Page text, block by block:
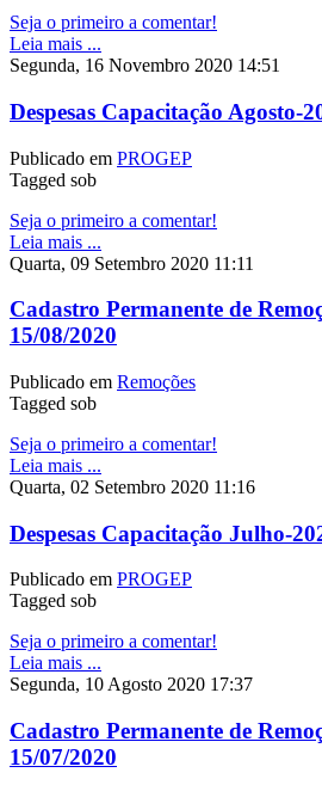
Seja o primeiro a comentar!
Leia mais ...
Segunda, 16 Novembro 2020 14:51
Despesas Capacitação Agosto-
Publicado em PROGEP
Tagged sob
Seja o primeiro a comentar!
Leia mais ...
Quarta, 09 Setembro 2020 11:11
Cadastro Permanente de
15/08/2020
Publicado em Remoções
Tagged sob
Seja o primeiro a comentar!
Leia mais ...
Quarta, 02 Setembro 2020 11:16
Despesas Capacitação Julho-
Publicado em PROGEP
Tagged sob
Seja o primeiro a comentar!
Leia mais ...
Segunda, 10 Agosto 2020 17:37
Cadastro Permanente de
15/07/2020